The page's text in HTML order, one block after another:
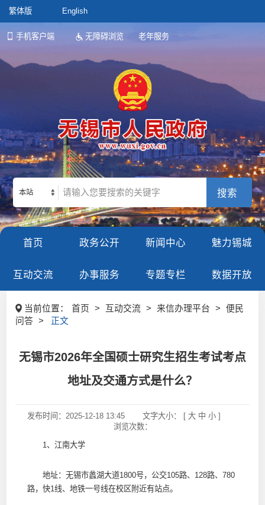
繁体版 English
手机客户端 无障碍浏览 老年服务
本站
首页 政务公开 新闻中心 魅力锡城
互动交流 办事服务 专题专栏 数据开放
当前位置： 首页 > 互动交流 > 来信办理平台 >
便民
问答 > 正文
无锡市2026年全国硕士研究生招生考试考点
地址及交通方式是什么？
发布时间： 2025-12-18 13:45 文字大小： [ 大 中 小]
浏览次数：
1、江南大学
地址：无锡市蠡湖大道1800号，公交105路、128路、780
路，快1线、地铁一号线在校区附近有站点。